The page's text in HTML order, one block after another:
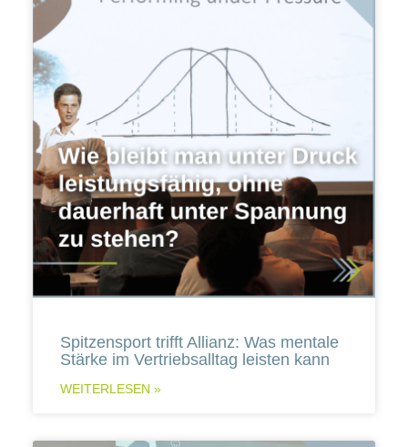
Spitzensport trifft Allianz: Was mentale
Stärke im Vertriebsalltag leisten kann
WEITERLESEN »